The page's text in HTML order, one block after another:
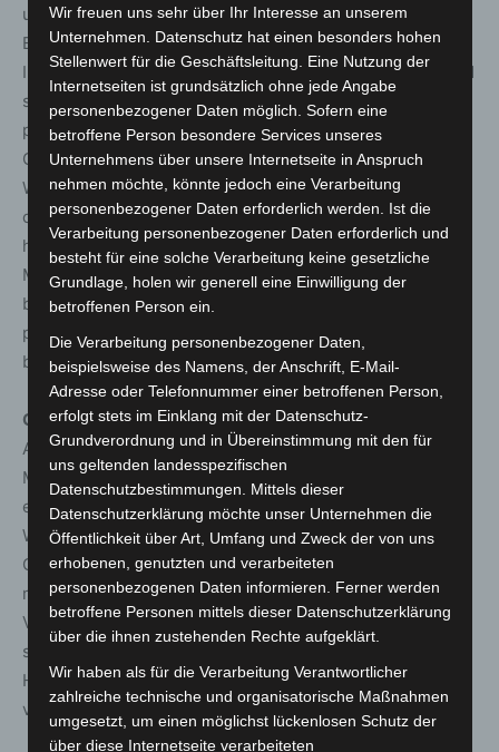
unerlässlich, Zeit zum Überlegen zu haben“, meint die
Expertin. Klingt das Produkt gut, sollten sich
Interessierte das Angebot daher aushändigen lassen und
sowohl Preise als auch technische Details sorgfältig
prüfen. Wichtig sei etwa, ob es sich um einen echten
Glasfaseranschluss handelt, der bis in die eigene
Wohnung oder das Haus verlegt wird. „Ein ‚Fiber-to-the-
curb‘-Anschluss nur bis zum grauen Kasten bietet
hingegen keinen Geschwindigkeitsvorteil, sodass sich
Mehrkosten hier meist nicht lohnen“, gibt Körber zu
bedenken. Auch sei es sinnvoll, immer erst einmal zu
prüfen, ob die angebotene Bandbreite überhaupt
benötigt wird.
Gesetzesänderung erforderlich
Anders als unerwünschte Werbung per Telefon oder E-
Mail sind Haustürgeschäfte im Gesetz nicht ausdrücklich
erwähnt. „Unserer Ansicht nach sind Hausbesuche zu
Werbezwecken aber gleichermaßen belästigend und die
Gefahr ungewollter Vertragsabschlüsse ist hier
mindestens genauso groß“, erklärt Körber. Um
Verbraucherinnen und Verbraucher besser zu schützen,
sollte der Gesetzgeber nachbessern und auch
Haustürgeschäfte ohne ausdrückliche Einwilligung
verbieten.
Wir freuen uns sehr über Ihr Interesse an unserem
Unternehmen. Datenschutz hat einen besonders hohen
Stellenwert für die Geschäftsleitung. Eine Nutzung der
Internetseiten ist grundsätzlich ohne jede Angabe
personenbezogener Daten möglich. Sofern eine
betroffene Person besondere Services unseres
Unternehmens über unsere Internetseite in Anspruch
nehmen möchte, könnte jedoch eine Verarbeitung
personenbezogener Daten erforderlich werden. Ist die
Verarbeitung personenbezogener Daten erforderlich und
besteht für eine solche Verarbeitung keine gesetzliche
Grundlage, holen wir generell eine Einwilligung der
betroffenen Person ein.
Die Verarbeitung personenbezogener Daten,
beispielsweise des Namens, der Anschrift, E-Mail-
Adresse oder Telefonnummer einer betroffenen Person,
erfolgt stets im Einklang mit der Datenschutz-
Grundverordnung und in Übereinstimmung mit den für
uns geltenden landesspezifischen
Datenschutzbestimmungen. Mittels dieser
Datenschutzerklärung möchte unser Unternehmen die
Öffentlichkeit über Art, Umfang und Zweck der von uns
erhobenen, genutzten und verarbeiteten
personenbezogenen Daten informieren. Ferner werden
betroffene Personen mittels dieser Datenschutzerklärung
über die ihnen zustehenden Rechte aufgeklärt.
Wir haben als für die Verarbeitung Verantwortlicher
zahlreiche technische und organisatorische Maßnahmen
umgesetzt, um einen möglichst lückenlosen Schutz der
über diese Internetseite verarbeiteten